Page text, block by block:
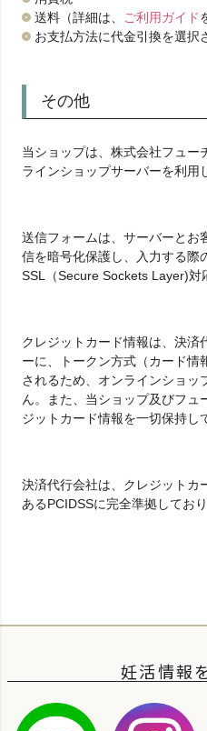
送料（詳細は、 ご利用ガイド
お支払方法に代金引換を選択
その他
当ショップは、株式会社フュー
ラインショップサーバーを利用
送信フォームは、サーバーとお
信を暗号化保護し、入力する際
SSL（Secure Sockets Layer)対
クレジットカード情報は、決済
ーに、トークン方式（カード情
されるため、オンラインショッ
ん。また、当ショップ及びフュ
ジットカード情報を一切保持し
決済代行会社は、クレジットカ
あるPCIDSSに完全準拠しており
妊活情報